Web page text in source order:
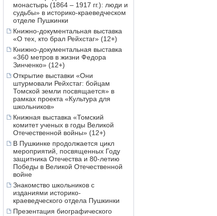
монастырь (1864 – 1917 гг.): люди и
судьбы» в историко-краеведческом
отделе Пушкинки
Книжно-документальная выставка
«О тех, кто брал Рейхстаг» (12+)
Книжно-документальная выставка
«360 метров в жизни Федора
Зинченко» (12+)
Открытие выставки «Они
штурмовали Рейхстаг: бойцам
Томской земли посвящается» в
рамках проекта «Культура для
школьников»
Книжная выставка «Томский
комитет ученых в годы Великой
Отечественной войны» (12+)
В Пушкинке продолжается цикл
мероприятий, посвященных Году
защитника Отечества и 80-летию
Победы в Великой Отечественной
войне
Знакомство школьников с
изданиями историко-
краеведческого отдела Пушкинки
Презентация биографического